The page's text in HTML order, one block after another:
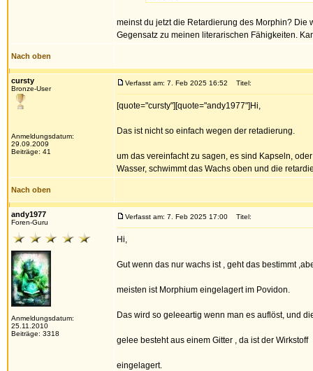
meinst du jetzt die Retardierung des Morphin?
Gegensatz zu meinen literarischen Fähigkeiten.
Nach oben
cursty
Bronze-User
Anmeldungsdatum:
29.09.2009
Beiträge: 41
Verfasst am: 7. Feb 2025 16:52 Titel:
[quote="cursty"][quote="andy1977"]Hi,
Das ist nicht so einfach wegen der retadierung.
um das vereinfacht zu sagen, es sind Kapseln,
Wasser, schwimmt das Wachs oben und die
Nach oben
andy1977
Foren-Guru
Anmeldungsdatum:
25.11.2010
Beiträge: 3318
Verfasst am: 7. Feb 2025 17:00 Titel:
Hi,
Gut wenn das nur wachs ist , geht das bestimmt
meisten ist Morphium eingelagert im Povidon.
Das wird so geleeartig wenn man es auflöst, und
gelee besteht aus einem Gitter , da ist der Wirkstoff
eingelagert.